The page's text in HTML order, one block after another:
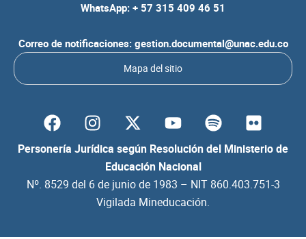
WhatsApp: + 57 315 409 46 51
Correo de notificaciones: gestion.documental@unac.edu.co
Mapa del sitio
Personería Jurídica según Resolución del Ministerio de
Educación Nacional
Nº. 8529 del 6 de junio de 1983 – NIT 860.403.751-3
Vigilada Mineducación.
F
a
c
b
k
I
n
s
a
g
a
Y
o
u
t
u
b
S
p
o
i
F
l
i
k